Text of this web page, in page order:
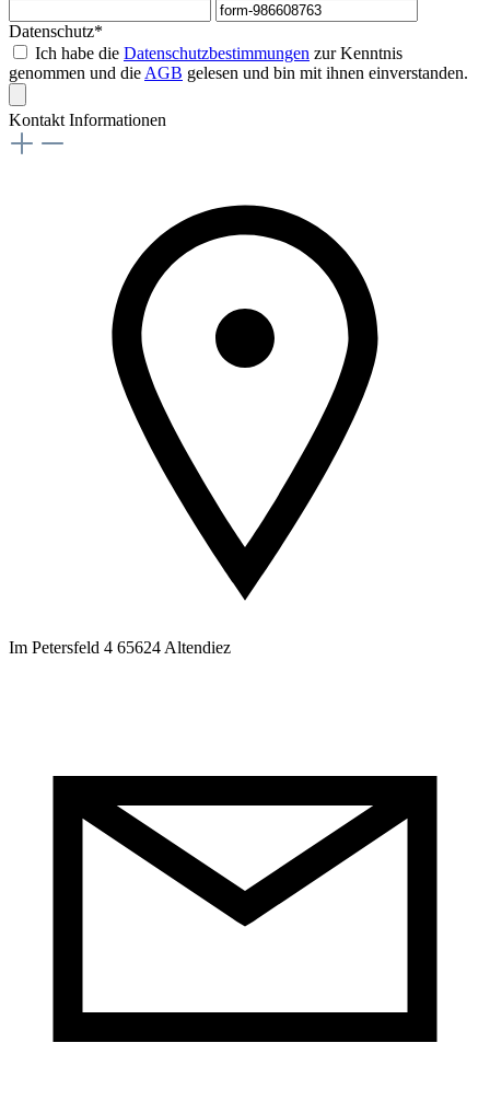
Datenschutz*
Ich habe die Datenschutzbestimmungen zur Kenntnis
genommen und die AGB gelesen und bin mit ihnen einverstanden.
Kontakt Informationen
Im Petersfeld 4 65624 Altendiez